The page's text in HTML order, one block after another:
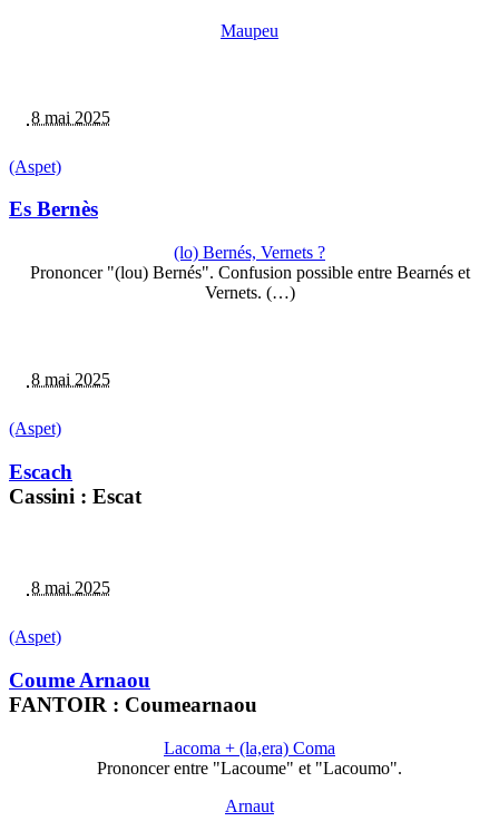
Maupeu
8 mai 2025
(Aspet)
Es Bernès
(lo) Bernés, Vernets ?
Prononcer "(lou) Bernés". Confusion possible entre Bearnés et
Vernets. (…)
8 mai 2025
(Aspet)
Escach
Cassini : Escat
8 mai 2025
(Aspet)
Coume Arnaou
FANTOIR : Coumearnaou
Lacoma + (la,era) Coma
Prononcer entre "Lacoume" et "Lacoumo".
Arnaut